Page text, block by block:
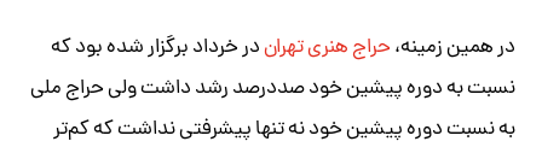
در همین زمینه،حراج هنری تهراندر خرداد برگزار شده بود که
نسبت به دوره پیشین خود صد‌در‌صد رشد داشت ولی حراج ملی
به نسبت دوره پیشین خود نه تنها پیشرفتی نداشت که کم‌تر